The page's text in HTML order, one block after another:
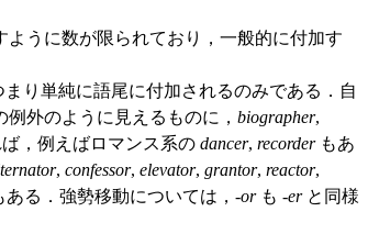
うに数が限られており，一般的に付加す
り単純に語尾に付加されるのみである．自
外のように見えるものに， biographer,
，例えばロマンス系の dancer, recorderもあ
, confessor, elevator, grantor, reactor,
る．強勢移動については，-orも -erと同様